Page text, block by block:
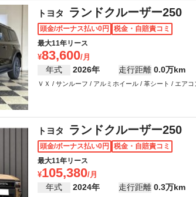
トヨタ ランドクルーザー250
頭金/ボーナス払い0円
税金・自賠責コミ
最大11年リース
83,600
年式 2026年 走行距離 0.0万km
ＶＸ / サンルーフ / アルミホイール / 革シート / エア
トヨタ ランドクルーザー250
頭金/ボーナス払い0円
税金・自賠責コミ
最大11年リース
105,380
年式 2024年 走行距離 0.3万km